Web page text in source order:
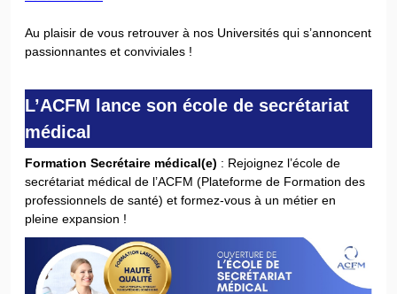
Au plaisir de vous retrouver à nos Universités qui s’annoncent
passionnantes et conviviales !
L’ACFM lance son école de secrétariat
médical
Formation Secrétaire médical(e) : Rejoignez l’école de
secrétariat médical de l’ACFM (Plateforme de Formation des
professionnels de santé) et formez-vous à un métier en
pleine expansion !